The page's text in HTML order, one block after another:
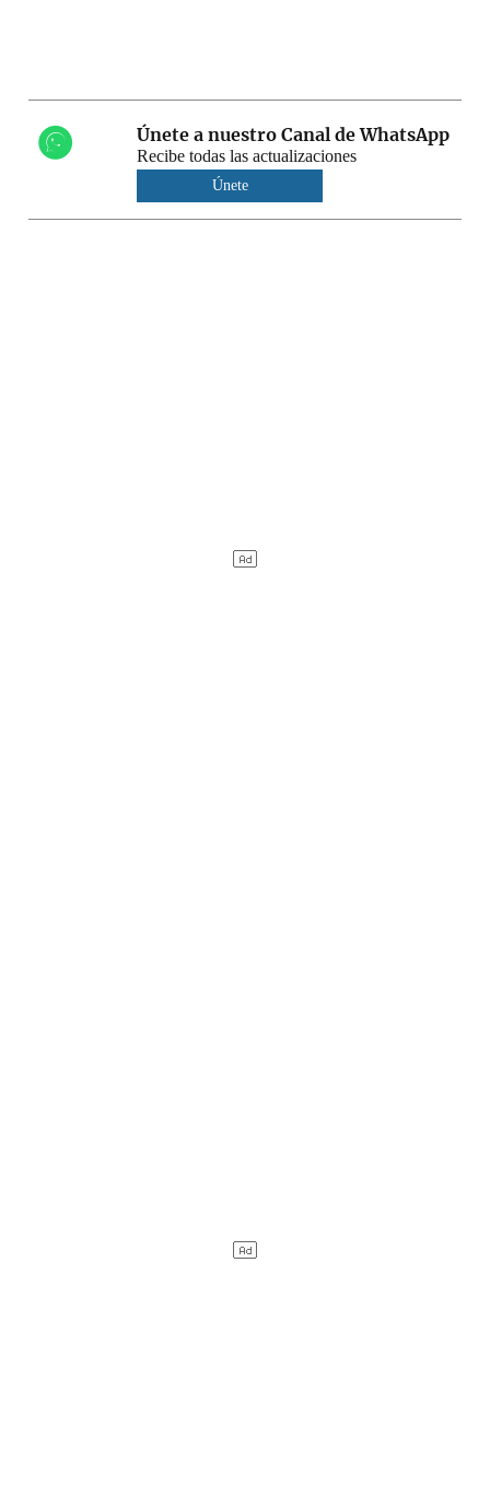
Únete a nuestro Canal de WhatsApp
Recibe todas las actualizaciones
Únete